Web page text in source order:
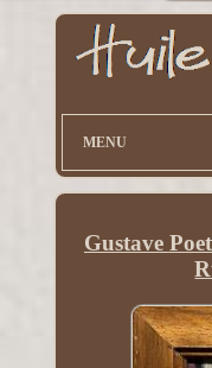
MENU
Gustave